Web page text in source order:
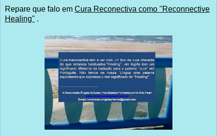
Repare que falo em Cura Reconectiva como ''Reconnective
Healing'' .